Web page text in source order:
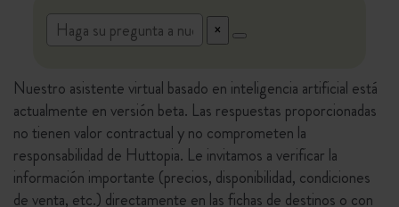
Nuestro asistente virtual basado en inteligencia artificial está
actualmente en versión beta. Las respuestas proporcionadas
no tienen valor contractual y no comprometen la
responsabilidad de Huttopia. Le invitamos a verificar la
información importante (precios, disponibilidad, condiciones
de venta, etc.) directamente en las fichas de destinos o con